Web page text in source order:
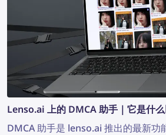
Lenso.ai 上的 DMCA 助手｜它是什
DMCA 助手是 lenso.ai 推出的最新功